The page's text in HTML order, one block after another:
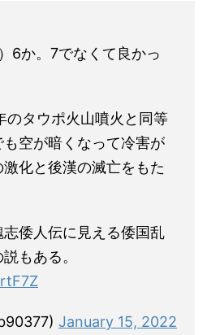
6か。7でなくて良かっ
のタウポ火山噴火と同等
空が暗くなって冷害が
化と後漢の滅亡をもた
倭人伝に見える倭国乱
もある。
January 15, 2022